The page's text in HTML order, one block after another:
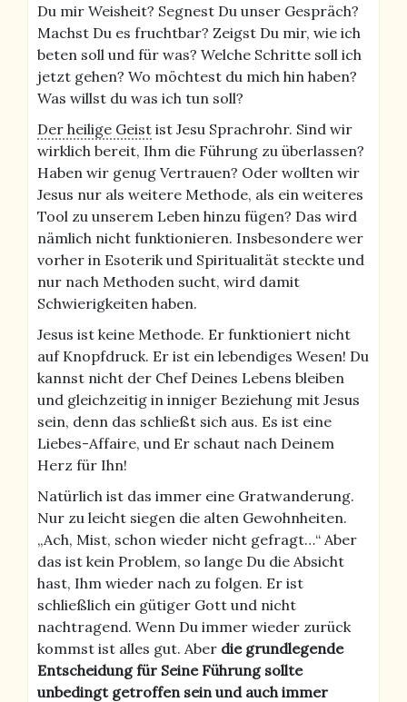
Du mir Weisheit? Segnest Du unser Gespräch?
Machst Du es fruchtbar? Zeigst Du mir, wie ich
beten soll und für was? Welche Schritte soll ich
jetzt gehen? Wo möchtest du mich hin haben?
Was willst du was ich tun soll?
Der heilige Geist ist Jesu Sprachrohr. Sind wir
wirklich bereit, Ihm die Führung zu überlassen?
Haben wir genug Vertrauen? Oder wollten wir
Jesus nur als weitere Methode, als ein weiteres
Tool zu unserem Leben hinzu fügen? Das wird
nämlich nicht funktionieren. Insbesondere wer
vorher in Esoterik und Spiritualität steckte und
nur nach Methoden sucht, wird damit
Schwierigkeiten haben.
Jesus ist keine Methode. Er funktioniert nicht
auf Knopfdruck. Er ist ein lebendiges Wesen! Du
kannst nicht der Chef Deines Lebens bleiben
und gleichzeitig in inniger Beziehung mit Jesus
sein, denn das schließt sich aus. Es ist eine
Liebes-Affaire, und Er schaut nach Deinem
Herz für Ihn!
Natürlich ist das immer eine Gratwanderung.
Nur zu leicht siegen die alten Gewohnheiten.
„Ach, Mist, schon wieder nicht gefragt…“ Aber
das ist kein Problem, so lange Du die Absicht
hast, Ihm wieder nach zu folgen. Er ist
schließlich ein gütiger Gott und nicht
nachtragend. Wenn Du immer wieder zurück
kommst ist alles gut. Aber die grundlegende
Entscheidung für Seine Führung sollte
unbedingt getroffen sein und auch immer